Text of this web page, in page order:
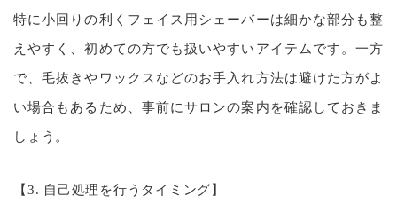
特に小回りの利くフェイス用シェーバーは細かな部分も整
えやすく、初めての方でも扱いやすいアイテムです。一方
で、毛抜きやワックスなどのお手入れ方法は避けた方がよ
い場合もあるため、事前にサロンの案内を確認しておきま
しょう。
【3. 自己処理を行うタイミング】